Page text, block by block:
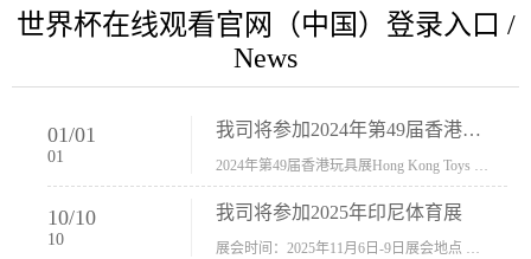
世界杯在线观看官网（中国）登录入口 /
News
01/01
01
我司将参加2024年第49届香港玩具展Hong Kong Toys & Games Fair 欢迎新···
10/10
10
我司将参加2025年印尼体育展